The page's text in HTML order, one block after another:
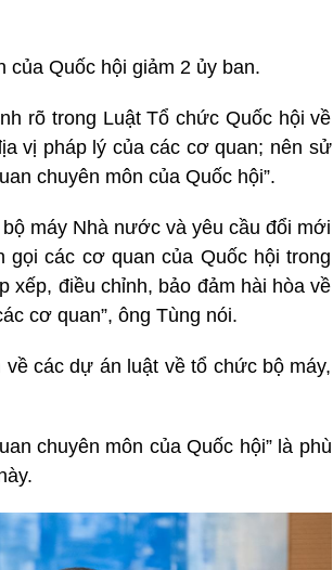
Quốc hội giảm 2 ủy ban.
rõ trong Luật Tổ chức Quốc hội về
vị pháp lý của các cơ quan; nên sử
chuyên môn của Quốc hội”.
máy Nhà nước và yêu cầu đổi mới
các cơ quan của Quốc hội trong
xếp, điều chỉnh, bảo đảm hài hòa về
cơ quan”, ông Tùng nói.
các dự án luật về tổ chức bộ máy,
chuyên môn của Quốc hội” là phù